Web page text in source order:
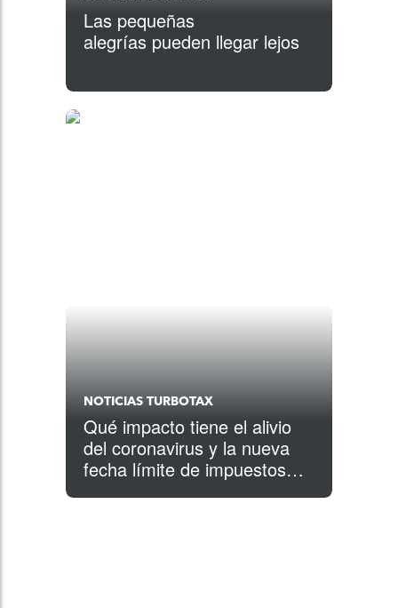
Las pequeñas
alegrías pueden llegar lejos
NOTICIAS TURBOTAX
Qué impacto tiene el alivio
del coronavirus y la nueva
fecha límite de impuestos